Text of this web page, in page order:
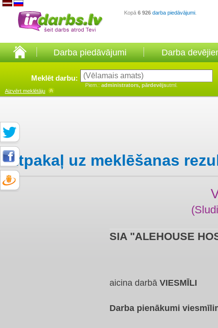
Kopā 6 926 darba piedāvājumi
Darba piedāvājumi Darba
Meklēt darbu:
Piem.: administrators, pārdevējsutml.
Aizvērt meklētāju
Atpakaļ uz meklēšanas
SIA "ALEHOUSE
aicina darbā VIESMĪLI
Darba pienākumi